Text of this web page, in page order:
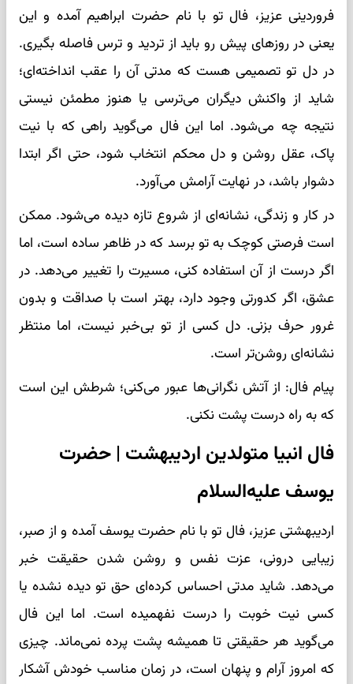
فروردینی عزیز، فال تو با نام حضرت ابراهیم آمده و این
یعنی در روزهای پیش رو باید از تردید و ترس فاصله بگیری.
در دل تو تصمیمی هست که مدتی آن را عقب انداخته‌ای؛
شاید از واکنش دیگران می‌ترسی یا هنوز مطمئن نیستی
نتیجه چه می‌شود. اما این فال می‌گوید راهی که با نیت
پاک، عقل روشن و دل محکم انتخاب شود، حتی اگر ابتدا
دشوار باشد، در نهایت آرامش می‌آورد.
در کار و زندگی، نشانه‌ای از شروع تازه دیده می‌شود. ممکن
است فرصتی کوچک به تو برسد که در ظاهر ساده است، اما
اگر درست از آن استفاده کنی، مسیرت را تغییر می‌دهد. در
عشق، اگر کدورتی وجود دارد، بهتر است با صداقت و بدون
غرور حرف بزنی. دل کسی از تو بی‌خبر نیست، اما منتظر
نشانه‌ای روشن‌تر است.
پیام فال: از آتش نگرانی‌ها عبور می‌کنی؛ شرطش این است
که به راه درست پشت نکنی.
فال انبیا متولدین اردیبهشت | حضرت
یوسف علیه‌السلام
اردیبهشتی عزیز، فال تو با نام حضرت یوسف آمده و از صبر،
زیبایی درونی، عزت نفس و روشن شدن حقیقت خبر
می‌دهد. شاید مدتی احساس کرده‌ای حق تو دیده نشده یا
کسی نیت خوبت را درست نفهمیده است. اما این فال
می‌گوید هر حقیقتی تا همیشه پشت پرده نمی‌ماند. چیزی
که امروز آرام و پنهان است، در زمان مناسب خودش آشکار